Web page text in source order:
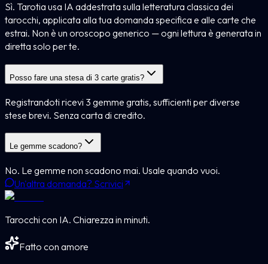
Sì. Tarotia usa IA addestrata sulla letteratura classica dei
tarocchi, applicata alla tua domanda specifica e alle carte che
estrai. Non è un oroscopo generico — ogni lettura è generata in
diretta solo per te.
Posso fare una stesa di 3 carte gratis?
Registrandoti ricevi 3 gemme gratis, sufficienti per diverse
stese brevi. Senza carta di credito.
Le gemme scadono?
No. Le gemme non scadono mai. Usale quando vuoi.
Un'altra domanda? Scrivici
Tarocchi con IA. Chiarezza in minuti.
Fatto con amore